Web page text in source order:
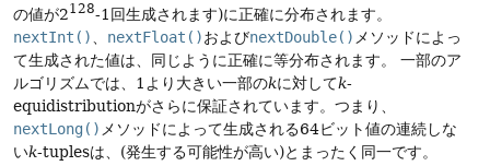
の値が2128-1回生成されます)に正確に分布されます。
nextInt()
nextFloat()およびnextDouble() メソッドによっ
て生成された値は、同じように正確に等分布されます。
一部のア
ルゴリズムでは、1より大きい一部のkに対してk-
equidistributionがさらに保証されています。つまり、
nextLong() メソッドによって生成される64ビット値の連続しな
いk-tuplesは、(発生する可能性が高い)とまったく同一です。